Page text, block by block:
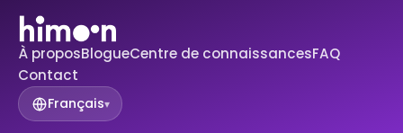
À proposBlogueCentre de connaissancesFAQ
Contact
Français▾